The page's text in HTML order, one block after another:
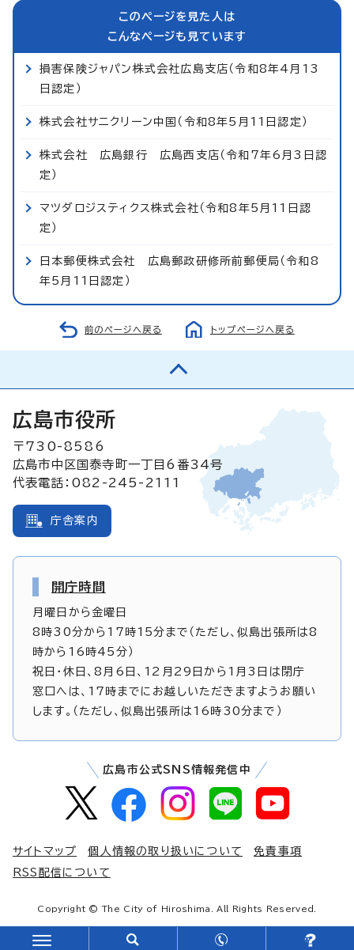
このページを見た人は
こんなページも見ています
損害保険ジャパン株式会社広島支店（令和8年4月13
日認定）
株式会社サニクリーン中国（令和8年5月11日認定）
株式会社 広島銀行 広島西支店（令和7年6月3日認
定）
マツダロジスティクス株式会社（令和8年5月11日認
定）
日本郵便株式会社 広島郵政研修所前郵便局（令和8
年5月11日認定）
前のページへ戻る トップページへ戻る
広島市役所
〒730-8586
広島市中区国泰寺町一丁目6番34号
代表電話：082-245-2111
庁舎案内
開庁時間
月曜日から金曜日
8時30分から17時15分まで（ただし、似島出張所は8
時から16時45分）
祝日・休日、8月6日、12月29日から1月3日は閉庁
窓口へは、17時までにお越しいただきますようお願い
します。（ただし、似島出張所は16時30分まで）
広島市公式SNS情報発信中
サイトマップ 個人情報の取り扱いについて
免責事項
RSS配信について
Copyright © The City of Hiroshima. All Rights Reserved.